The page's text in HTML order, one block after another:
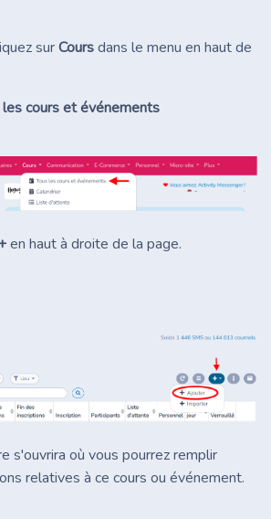
surCoursdans le menu en haut de
les cours et événements
en haut à droite de la page.
s'ouvrira où vous pourrez remplir
relatives à ce cours ou événement.